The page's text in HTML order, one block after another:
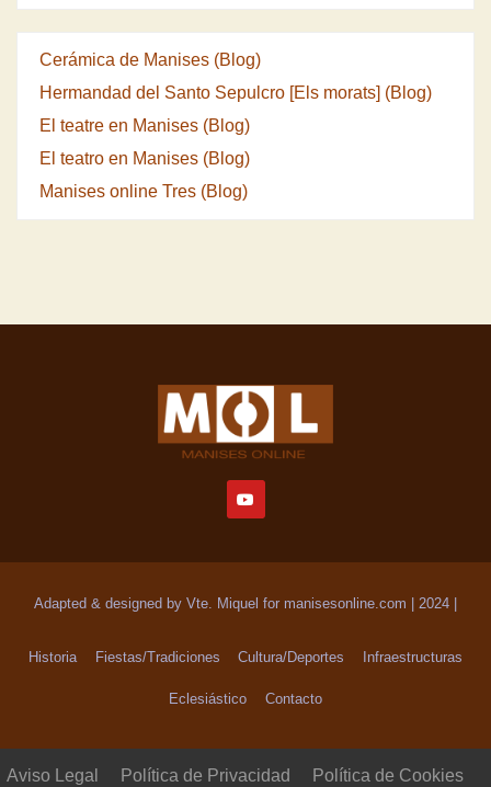
Cerámica de Manises (Blog)
Hermandad del Santo Sepulcro [Els morats] (Blog)
El teatre en Manises (Blog)
El teatro en Manises (Blog)
Manises online Tres (Blog)
Adapted & designed by Vte. Miquel for manisesonline.com | 2024
Historia Fiestas/Tradiciones Cultura/Deportes Infraestructuras
Eclesiástico Contacto
Aviso Legal Política de Privacidad Política de Cookies